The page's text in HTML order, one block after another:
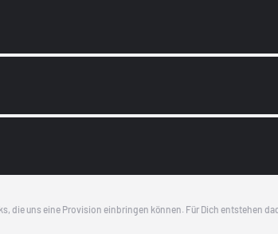
die uns eine Provision einbringen können. Für Dich entstehen